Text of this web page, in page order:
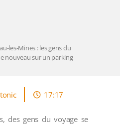
les-Mines : les gens du
nouveau sur un parking
17:17
des gens du voyage se